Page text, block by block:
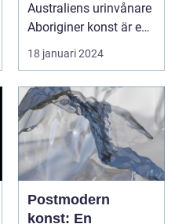
Australiens urinvånare
Aboriginer konst är en
konstform...
18 januari 2024
Postmodern
konst: En